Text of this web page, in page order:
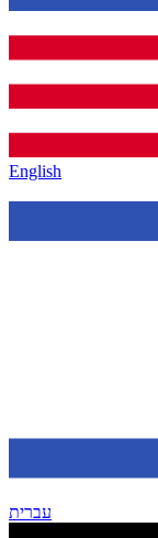
English
עברית